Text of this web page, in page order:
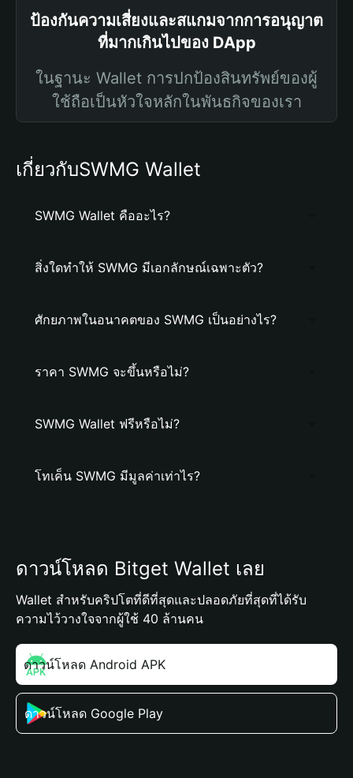
ป้องกันความเสี่ยงและสแกมจากการอนุญาต
ที่มากเกินไปของ DApp
ในฐานะ Wallet การปกป้องสินทรัพย์ของผู้
ใช้ถือเป็นหัวใจหลักในพันธกิจของเรา
เกี่ยวกับSWMG Wallet
SWMG Wallet คืออะไร?
สิ่งใดทำให้ SWMG มีเอกลักษณ์เฉพาะตัว?
ศักยภาพในอนาคตของ SWMG เป็นอย่างไร?
ราคา SWMG จะขึ้นหรือไม่?
SWMG Wallet ฟรีหรือไม่?
โทเค็น SWMG มีมูลค่าเท่าไร?
ดาวน์โหลด Bitget Wallet เลย
Wallet สำหรับคริปโตที่ดีที่สุดและปลอดภัยที่สุดที่ได้รับ
ความไว้วางใจจากผู้ใช้ 40 ล้านคน
ดาวน์โหลด Android APK
ดาวน์โหลด Google Play